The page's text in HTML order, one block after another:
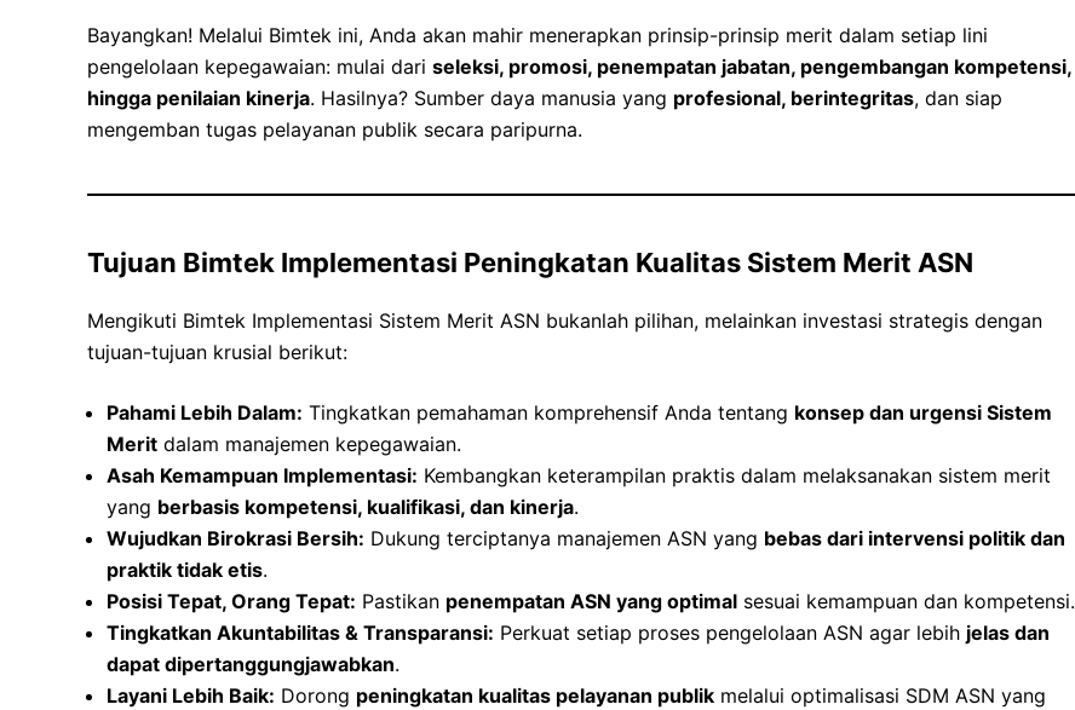
Bayangkan! Melalui Bimtek ini, Anda akan mahir menerapkan prinsip-prinsip merit dalam setiap lini
pengelolaan kepegawaian: mulai dari seleksi, promosi, penempatan jabatan, pengembangan kompetensi,
hingga penilaian kinerja. Hasilnya? Sumber daya manusia yang profesional, berintegritas, dan siap
mengemban tugas pelayanan publik secara paripurna.
Tujuan Bimtek Implementasi Peningkatan Kualitas Sistem Merit ASN
Mengikuti Bimtek Implementasi Sistem Merit ASN bukanlah pilihan, melainkan investasi strategis dengan
tujuan-tujuan krusial berikut:
Pahami Lebih Dalam: Tingkatkan pemahaman komprehensif Anda tentang konsep dan urgensi Sistem
Merit dalam manajemen kepegawaian.
Asah Kemampuan Implementasi: Kembangkan keterampilan praktis dalam melaksanakan sistem merit
yang berbasis kompetensi, kualifikasi, dan kinerja.
Wujudkan Birokrasi Bersih: Dukung terciptanya manajemen ASN yang bebas dari intervensi politik dan
praktik tidak etis.
Posisi Tepat, Orang Tepat: Pastikan penempatan ASN yang optimal sesuai kemampuan dan kompetensi.
Tingkatkan Akuntabilitas & Transparansi: Perkuat setiap proses pengelolaan ASN agar lebih jelas dan
dapat dipertanggungjawabkan.
Layani Lebih Baik: Dorong peningkatan kualitas pelayanan publik melalui optimalisasi SDM ASN yang